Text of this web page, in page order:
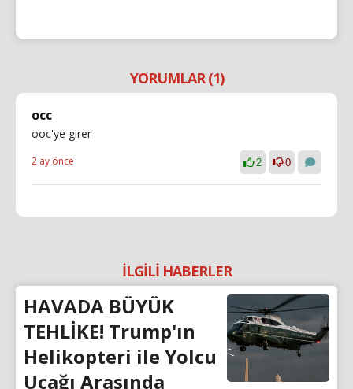
YORUMLAR (1)
occ
ooc'ye girer
2 ay önce 2 0
İLGİLİ HABERLER
HAVADA BÜYÜK
TEHLİKE! Trump'ın
Helikopteri ile Yolcu
Uçağı Arasında